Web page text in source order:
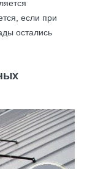
если при
остались